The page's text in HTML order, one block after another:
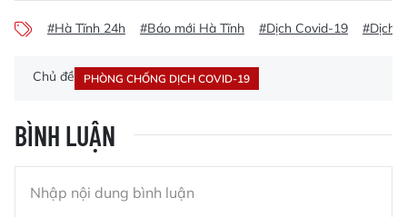
#Hà Tĩnh 24h #Báo mới Hà Tĩnh #Dịch Covid-19 #Dịch
Chủ đề PHÒNG CHỐNG DỊCH COVID-19
BÌNH LUẬN